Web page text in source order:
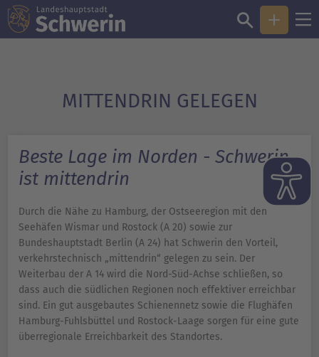
MITTENDRIN GELEGEN
Beste Lage im Norden - Schwerin
ist mittendrin
Durch die Nähe zu Hamburg, der Ostseeregion mit den
Seehäfen Wismar und Rostock (A 20) sowie zur
Bundeshauptstadt Berlin (A 24) hat Schwerin den Vorteil,
verkehrstechnisch „mittendrin“ gelegen zu sein. Der
Weiterbau der A 14 wird die Nord-Süd-Achse schließen, so
dass auch die südlichen Regionen noch effektiver erreichbar
sind. Ein gut ausgebautes Schienennetz sowie die Flughäfen
Hamburg-Fuhlsbüttel und Rostock-Laage sorgen für eine gute
überregionale Erreichbarkeit des Standortes.